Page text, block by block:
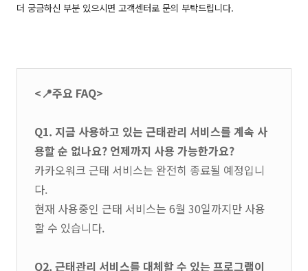
더 궁금하신 부분 있으시면 고객센터로 문의 부탁드립니다.
<📍주요 FAQ>
Q1. 지금 사용하고 있는 근태관리 서비스를 계속 사
용할 순 없나요? 언제까지 사용 가능한가요?
카카오워크 근태 서비스는 완전히 종료될 예정입니
다.
현재 사용중인 근태 서비스는 6월 30일까지만 사용
할 수 있습니다.
Q2. 근태관리 서비스를 대체할 수 있는 프로그램이